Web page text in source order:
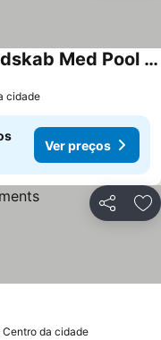
Landsted I Florentinske Landskab Med Pool Og Panoramaudsigt
cidade
Ver preços
Partilhar
Centro da cidade